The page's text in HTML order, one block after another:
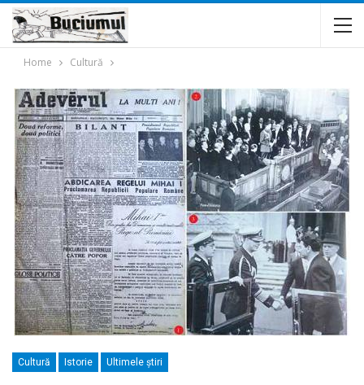
Home Cultură
Cultură Istorie Ultimele ştiri